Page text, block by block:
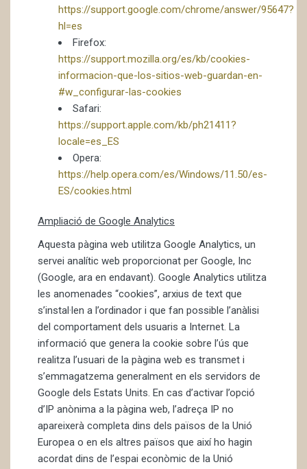
https://support.google.com/chrome/answer/95647?
hl=es
Firefox:
https://support.mozilla.org/es/kb/cookies-
informacion-que-los-sitios-web-guardan-en-
#w_configurar-las-cookies
Safari:
https://support.apple.com/kb/ph21411?
locale=es_ES
Opera:
https://help.opera.com/es/Windows/11.50/es-
ES/cookies.html
Ampliació de Google Analytics
Aquesta pàgina web utilitza Google Analytics, un
servei analític web proporcionat per Google, Inc
(Google, ara en endavant). Google Analytics utilitza
les anomenades “cookies”, arxius de text que
s’instal·len a l’ordinador i que fan possible l’anàlisi
del comportament dels usuaris a Internet. La
informació que genera la cookie sobre l’ús que
realitza l’usuari de la pàgina web es transmet i
s’emmagatzema generalment en els servidors de
Google dels Estats Units. En cas d’activar l’opció
d’IP anònima a la pàgina web, l’adreça IP no
apareixerà completa dins dels països de la Unió
Europea o en els altres països que així ho hagin
acordat dins de l’espai econòmic de la Unió